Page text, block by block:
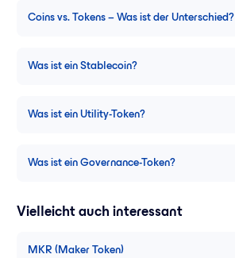
Coins vs. Tokens – Was ist der Unterschied?
Was ist ein Stablecoin?
Was ist ein Utility-Token?
Was ist ein Governance-Token?
Vielleicht auch interessant
MKR (Maker Token)